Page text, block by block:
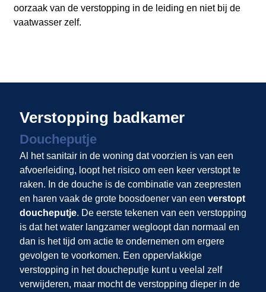
oorzaak van de verstopping in de leiding en niet bij de
vaatwasser zelf.
Verstopping badkamer
Doucheputje
Al het sanitair in de woning dat voorzien is van een
afvoerleiding, loopt het risico om een keer verstopt te
raken. In de douche is de combinatie van zeepresten
en haren vaak de grote boosdoener van een verstopt
doucheputje. De eerste tekenen van een verstopping
is dat het water langzamer wegloopt dan normaal en
dan is het tijd om actie te ondernemen om ergere
gevolgen te voorkomen. Een oppervlakkige
verstopping in het doucheputje kunt u veelal zelf
verwijderen, maar mocht de verstopping dieper in de